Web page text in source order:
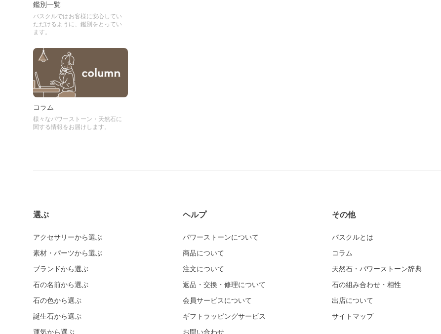
鑑別一覧
パスクルではお客様に安心してい
ただけるように、鑑別をとってい
ます。
コラム
様々なパワーストーン・天然石に
関する情報をお届けします。
選ぶ
アクセサリーから選ぶ
素材・パーツから選ぶ
ブランドから選ぶ
石の名前から選ぶ
石の色から選ぶ
誕生石から選ぶ
運気から選ぶ
ヘルプ
パワーストーンについて
商品について
注文について
返品・交換・修理について
会員サービスについて
ギフトラッピングサービス
お問い合わせ
その他
パスクルとは
コラム
天然石・パワーストーン辞典
石の組み合わせ・相性
出店について
サイトマップ